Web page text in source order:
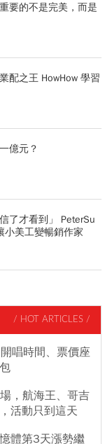
要的不是完美，而是
配之王 HowHow 學習
億元？
了才看到」 PeterSu
小美工變暢銷作家
/ HOT ARTICLES /
唱時間、票價座
，航海王、哥吉
活動只到這天
體第3天漲勢繼